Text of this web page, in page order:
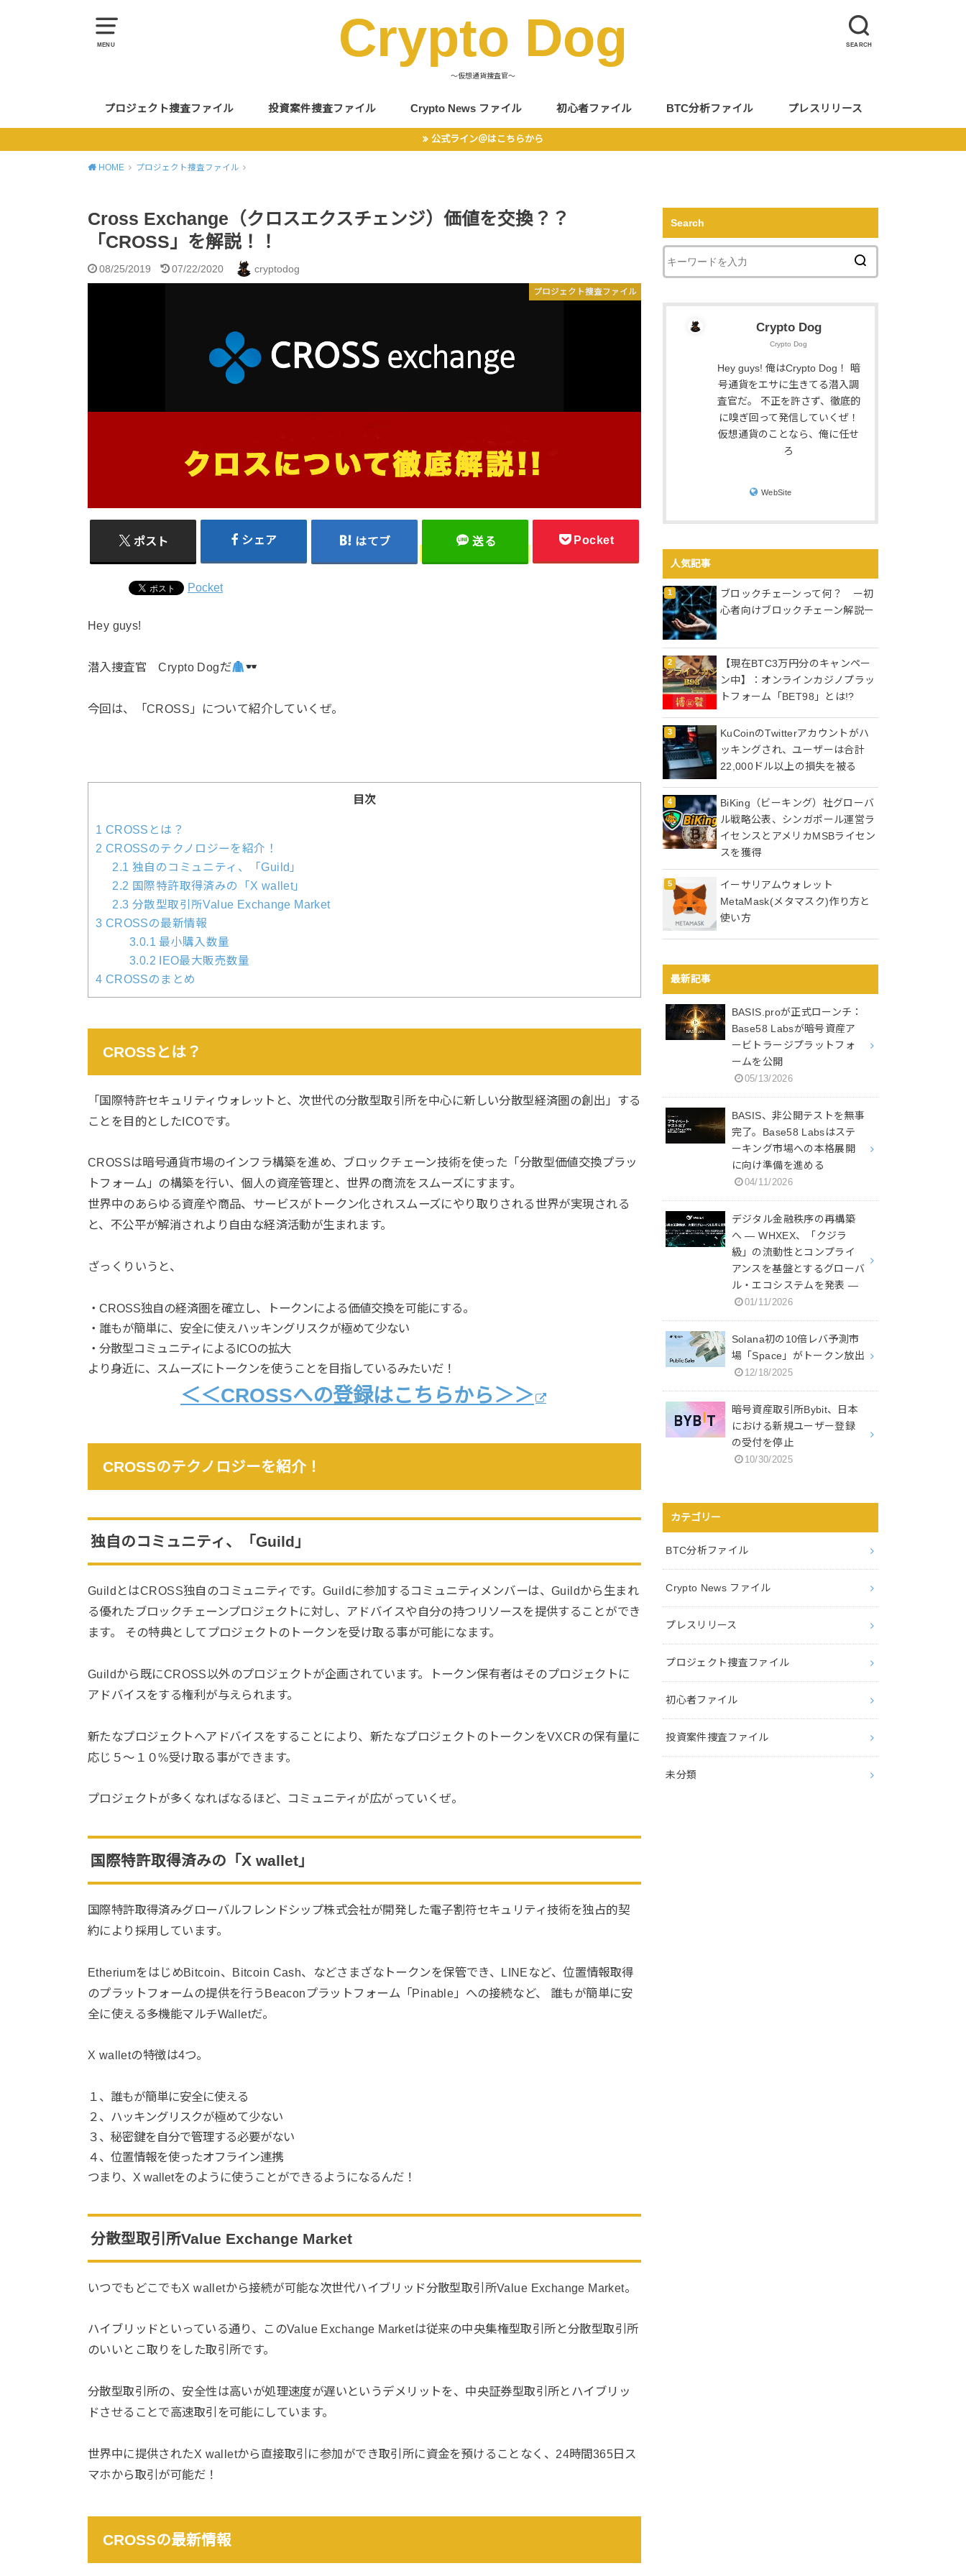
MENU SEARCH
Crypto Dog
〜仮想通貨捜査官〜
プロジェクト捜査ファイル 投資案件捜査ファイル Crypto News ファイル 初心者ファイル BTC分析ファイル プレスリリース
公式ライン＠はこちらから
HOME プロジェクト捜査ファイル
Cross Exchange（クロスエクスチェンジ）価値を交換？？
「CROSS」を解説！！
08/25/2019 07/22/2020 cryptodog
プロジェクト捜査ファイル
ポスト シェア はてブ 送る Pocket
Pocket
Hey guys!
潜入捜査官Crypto Dogだ
今回は、 「CROSS」について紹介していくぜ。
目次
1 CROSSとは？
2 CROSSのテクノロジーを紹介！
2.1 独自のコミュニティ、「Guild」
2.2 国際特許取得済みの「X wallet」
2.3 分散型取引所Value Exchange Market
3 CROSSの最新情報
3.0.1 最小購入数量
3.0.2 IEO最大販売数量
4 CROSSのまとめ
CROSSとは？
「国際特許セキュリティウォレットと、次世代の分散型取引所を中心に新しい分散型経済圏の創出」する
ことを目的としたICOです。
CROSSは暗号通貨市場のインフラ構築を進め、ブロックチェーン技術を使った 「分散型価値交換プラッ
トフォーム」の構築を行い、個人の資産管理と、世界の商流をスムーズにすます。
世界中のあらゆる資産や商品、サービスがトークン化されスムーズにやり取りされる世界が実現される
と、不公平が解消されより自由な経済活動が生まれます。
ざっくりいうと、
・CROSS独自の経済圏を確立し、トークンによる価値交換を可能にする。
・誰もが簡単に、安全に使えハッキングリスクが極めて少ない
・分散型コミュニティによるICOの拡大
より身近に、スムーズにトークンを使うことを目指しているみたいだ！
＜＜CROSSへの登録はこちらから＞＞
CROSSのテクノロジーを紹介！
独自のコミュニティ、「Guild」
GuildとはCROSS独自のコミュニティです。Guildに参加するコミュニティメンバーは、Guildから生まれ
る優れたブロックチェーンプロジェクトに対し、アドバイスや自分の持つリソースを提供することができ
ます。 その特典としてプロジェクトのトークンを受け取る事が可能になます。
Guildから既にCROSS以外のプロジェクトが企画されています。トークン保有者はそのプロジェクトに
アドバイスをする権利が与えられます。
新たなプロジェクトへアドバイスをすることにより、新たなプロジェクトのトークンをVXCRの保有量に
応じ５～１０%受け取る事ができます。
プロジェクトが多くなればなるほど、コミュニティが広がっていくぜ。
国際特許取得済みの「X wallet」
国際特許取得済みグローバルフレンドシップ株式会社が開発した電子割符セキュリティ技術を独占的契
約により採用しています。
EtheriumをはじめBitcoin、Bitcoin Cash、などさまざなトークンを保管でき、LINEなど、位置情報取得
のプラットフォームの提供を行うBeaconプラットフォーム「Pinable」への接続など、 誰もが簡単に安
全に使える多機能マルチWalletだ。
X walletの特徴は4つ。
１、誰もが簡単に安全に使える
２、ハッキングリスクが極めて少ない
３、秘密鍵を自分で管理する必要がない
４、位置情報を使ったオフライン連携
つまり、X walletをのように使うことができるようになるんだ！
分散型取引所Value Exchange Market
いつでもどこでもX walletから接続が可能な次世代ハイブリッド分散型取引所Value Exchange Market。
ハイブリッドといっている通り、このValue Exchange Marketは従来の中央集権型取引所と分散型取引所
のいいとこ取りをした取引所です。
分散型取引所の、安全性は高いが処理速度が遅いというデメリットを、中央証券型取引所とハイブリッ
ドさせることで高速取引を可能にしています。
世界中に提供されたX walletから直接取引に参加ができ取引所に資金を預けることなく、 24時間365日 ス
マホから取引が可能だ！
CROSSの最新情報
Search
Crypto Dog
Crypto Dog
Hey guys! 俺はCrypto Dog！ 暗
号通貨をエサに生きてる潜入調
査官だ。 不正を許さず、徹底的
に嗅ぎ回って発信していくぜ！
仮想通貨のことなら、俺に任せ
ろ
WebSite
人気記事
ブロックチェーンって何？ ー初
心者向けブロックチェーン解説ー
【現在BTC3万円分のキャンペー
ン中】：オンラインカジノプラッ
トフォーム「BET98」とは!?
KuCoinのTwitterアカウントがハ
ッキングされ、ユーザーは合計
22,000ドル以上の損失を被る
BiKing（ビーキング）社グローバ
ル戦略公表、シンガポール運営ラ
イセンスとアメリカMSBライセン
スを獲得
イーサリアムウォレット
MetaMask(メタマスク)作り方と
使い方
最新記事
BASIS.proが正式ローンチ：
Base58 Labsが暗号資産ア
ービトラージプラットフォ
ームを公開
05/13/2026
BASIS、非公開テストを無事
完了。Base58 Labsはステ
ーキング市場への本格展開
に向け準備を進める
04/11/2026
デジタル金融秩序の再構築
へ ― WHXEX、「クジラ
級」の流動性とコンプライ
アンスを基盤とするグローバ
ル・エコシステムを発表 ―
01/11/2026
Solana初の10倍レバ予測市
場「Space」がトークン放出
12/18/2025
暗号資産取引所Bybit、日本
における新規ユーザー登録
の受付を停止
10/30/2025
カテゴリー
BTC分析ファイル
Crypto News ファイル
プレスリリース
プロジェクト捜査ファイル
初心者ファイル
投資案件捜査ファイル
未分類